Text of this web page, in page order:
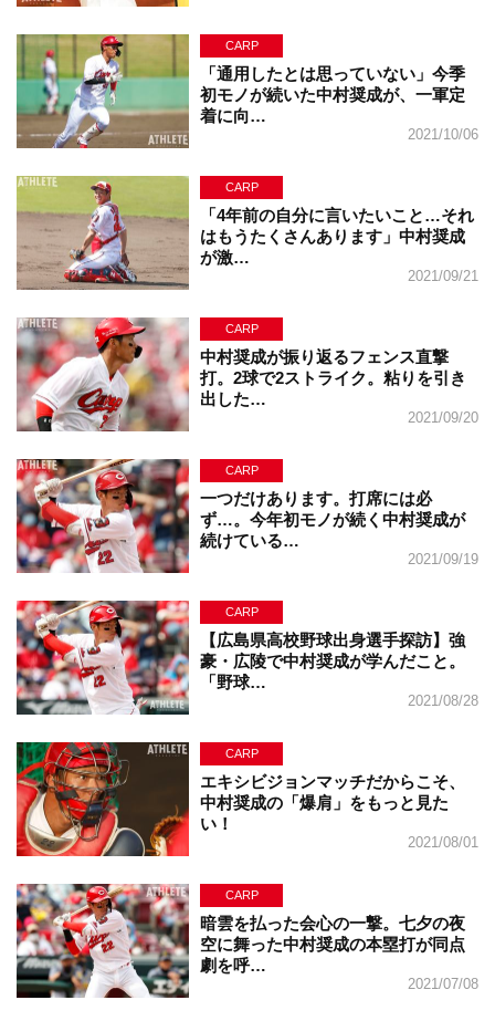
CARP
「通用したとは思っていない」今季
初モノが続いた中村奨成が、一軍定
着に向…
2021/10/06
CARP
「4年前の自分に言いたいこと…それ
はもうたくさんあります」中村奨成
が激…
2021/09/21
CARP
中村奨成が振り返るフェンス直撃
打。2球で2ストライク。粘りを引き
出した…
2021/09/20
CARP
一つだけあります。打席には必
ず…。今年初モノが続く中村奨成が
続けている…
2021/09/19
CARP
【広島県高校野球出身選手探訪】強
豪・広陵で中村奨成が学んだこと。
「野球…
2021/08/28
CARP
エキシビジョンマッチだからこそ、
中村奨成の「爆肩」をもっと見た
い！
2021/08/01
CARP
暗雲を払った会心の一撃。七夕の夜
空に舞った中村奨成の本塁打が同点
劇を呼…
2021/07/08